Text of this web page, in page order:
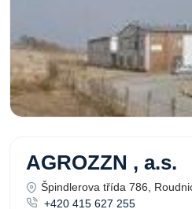
AGROZZN , a.s.
Špindlerova třída 786,
+420 415 627 255